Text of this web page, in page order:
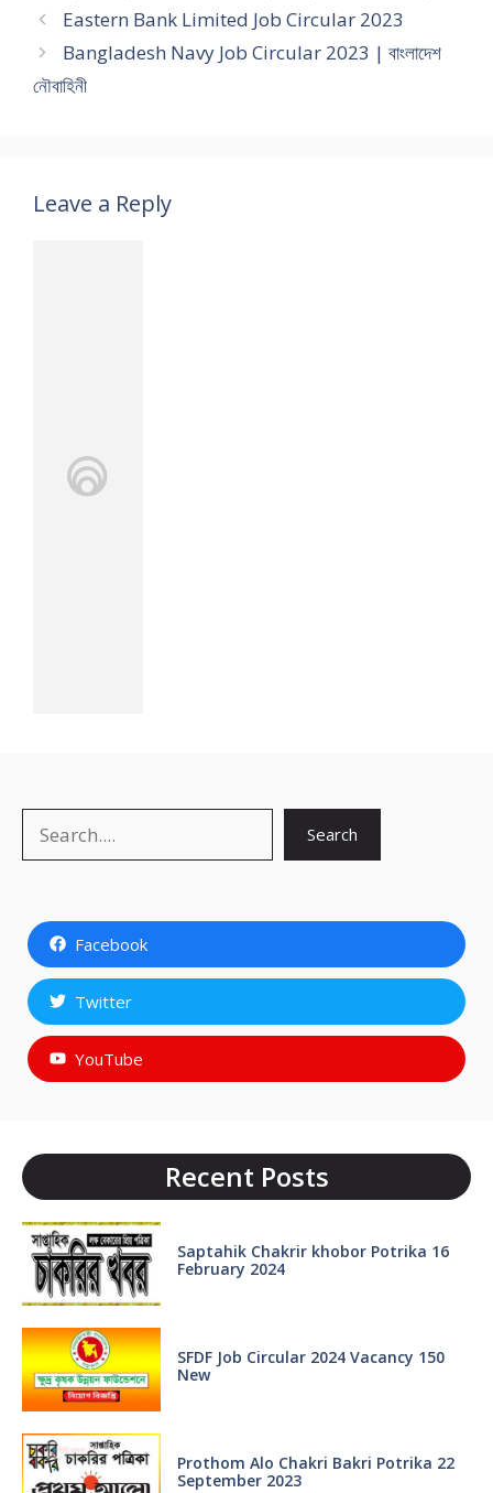
Eastern Bank Limited Job Circular 2023
Bangladesh Navy Job Circular 2023 | বাংলাদেশ
নৌবাহিনী
Leave a Reply
Search
Facebook
Twitter
YouTube
Recent Posts
Saptahik Chakrir khobor Potrika 16
February 2024
SFDF Job Circular 2024 Vacancy 150
New
Prothom Alo Chakri Bakri Potrika 22
September 2023